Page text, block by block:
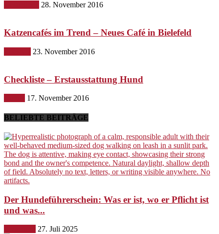
28. November 2016
Katzencafés im Trend – Neues Café in Bielefeld
23. November 2016
Checkliste – Erstausstattung Hund
17. November 2016
BELIEBTE BEITRÄGE
Der Hundeführerschein: Was er ist, wo er Pflicht ist
und was...
27. Juli 2025